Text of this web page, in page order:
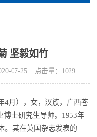
坚毅如竹
07-25 点击量： 1029
4月 ），女，汉族，广西苍
博士研究生导师。1953年
。其在英国杂志发表的